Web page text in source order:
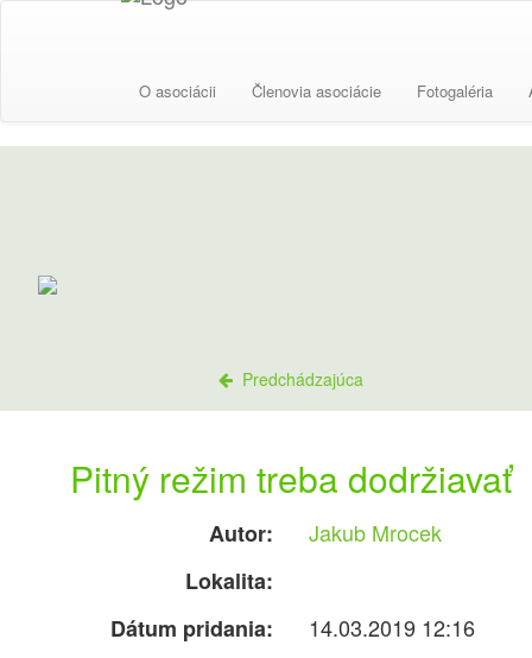
O asociácii Členovia asociácie Fotogaléria
Predchádzajúca
Pitný režim treba dodržiavať
Autor:
Jakub Mrocek
Lokalita:
Dátum pridania:
14.03.2019 12:16